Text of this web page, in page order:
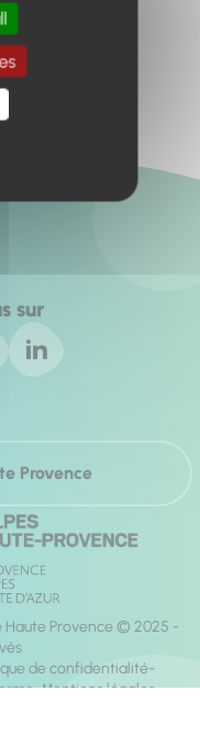
sur
Provence
Haute Provence © 2025 -
de confidentialité
Mentions légales